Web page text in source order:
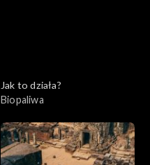
Jak to działa?
Biopaliwa